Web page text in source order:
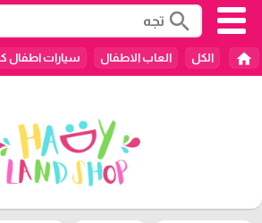
search
home الكل العاب الاطفال سيارات اطفال